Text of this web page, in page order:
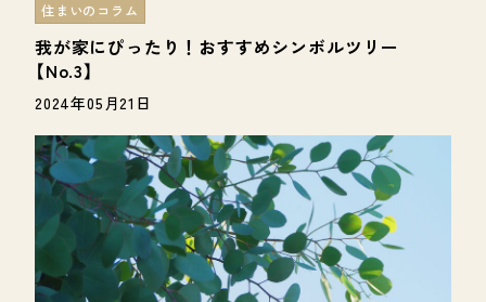
我が家にぴったり！おすすめシンボルツリー
【No.3】
住まいのコラム
2024年05月21日